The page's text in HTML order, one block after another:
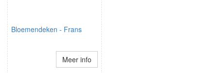
Bloemendeken - Frans
Meer info